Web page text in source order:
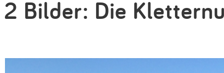
2 Bilder: Die